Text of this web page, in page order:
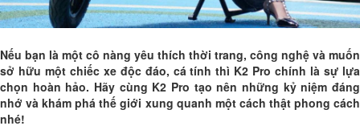
Nếu bạn là một cô nàng yêu thích thời trang, công nghệ và muốn
sở hữu một chiếc xe độc đáo, cá tính thì K2 Pro chính là sự lựa
chọn hoàn hảo. Hãy cùng K2 Pro tạo nên những kỷ niệm đáng
nhớ và khám phá thế giới xung quanh một cách thật phong cách
nhé!